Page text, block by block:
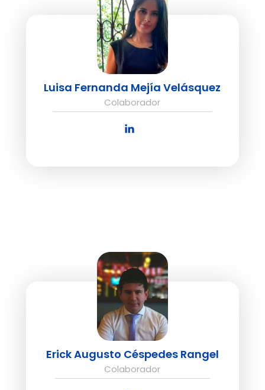
Luisa Fernanda Mejía Velásquez
Colaborador
Erick Augusto Céspedes Rangel
Colaborador